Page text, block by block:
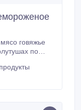
говяжье
по
так